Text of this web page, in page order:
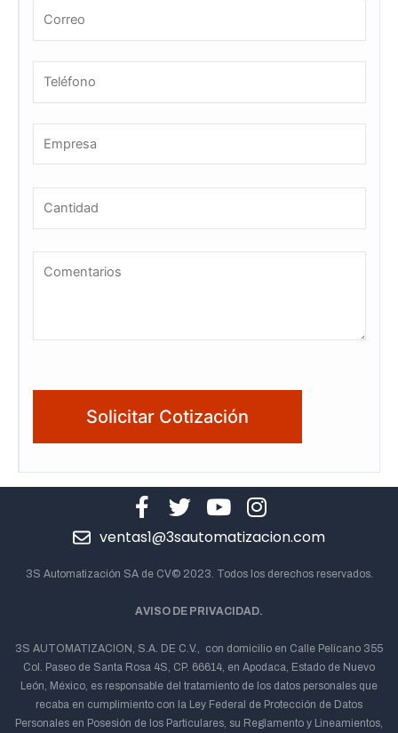
ventas1@3sautomatizacion.com
3S Automatización SA de CV© 2023. Todos los derechos reservados.
AVISO DE PRIVACIDAD.
3S AUTOMATIZACION, S.A. DE C.V., con domicilio en Calle Pelícano 355
Col. Paseo de Santa Rosa 4S, CP. 66614, en Apodaca, Estado de Nuevo
León, México, es responsable del tratamiento de los datos personales que
recaba en cumplimiento con la Ley Federal de Protección de Datos
Personales en Posesión de los Particulares, su Reglamento y Lineamientos,